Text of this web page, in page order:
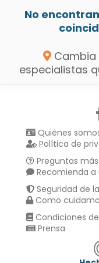
No
Cambia
especialistas
Quiénes
Política de
Preguntas
Recomienda a
Seguridad de
Como
Condiciones
Prensa